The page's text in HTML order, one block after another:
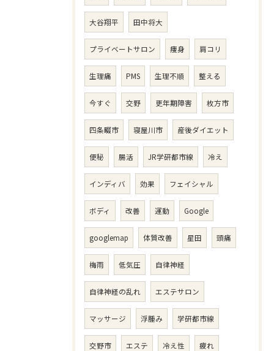
大谷翔平 田中将大
プライベートサロン 痩身 肩コリ
生理痛 PMS 生理不順 整える
今すぐ 交野 更年期障害 枚方市
四条畷市 寝屋川市 産後ダイエット
便秘 腸活 JR学研都市線 冷え
インディバ 効果 フェイシャル
ボディ 改善 運動 Google
googlemap 体質改善 星田 頭痛
梅雨 低気圧 自律神経
自律神経の乱れ エステサロン
マッサージ 浮腫み 学研都市線
交野市 エステ 冷え性 疲れ